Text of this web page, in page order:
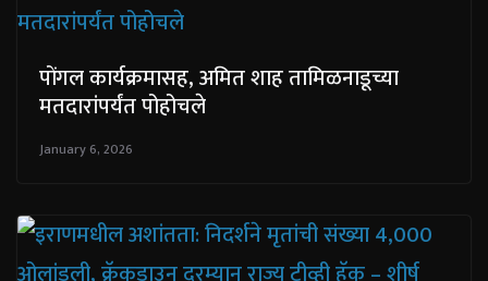
पोंगल कार्यक्रमासह, अमित शाह तामिळनाडूच्या
मतदारांपर्यंत पोहोचले
January 6, 2026